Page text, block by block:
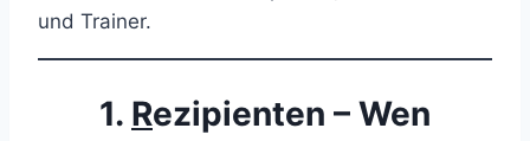
und Trainer.
1. Rezipienten – Wen